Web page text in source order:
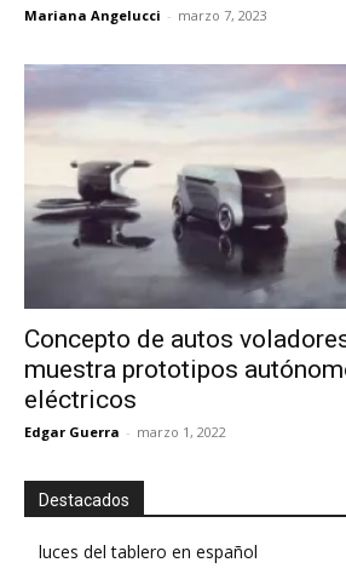
Mariana Angelucci - marzo 7, 2023
Concepto de autos
muestra prototipos
eléctricos
Edgar Guerra - marzo 1, 2022
Destacados
luces del tablero en español